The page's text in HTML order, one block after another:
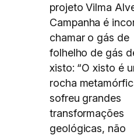
projeto Vilma
Campanha é
chamar o gás de
folhelho de gás
xisto: “O xisto é
rocha
sofreu grandes
transformações
geológicas, não